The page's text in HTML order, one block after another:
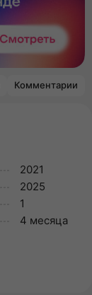
Комментарии
2021
2025
1
4 месяца